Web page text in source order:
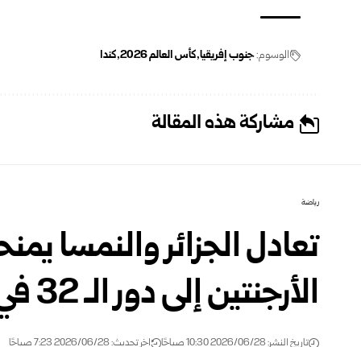
الوسوم:جنوب إفريقيا كأس العالم ‌‏2026‏ كندا
مشاركة هذه المقالة
رياضة
تعادل الجزائر والنمسا
الأرجنتين إلى دور الـ 32 ‏في كأس العالم
تاريخ النشر: 2026/06/28 10:30 صباحًا اخر تحديث: 2026/06/28 7:23 صباحًا